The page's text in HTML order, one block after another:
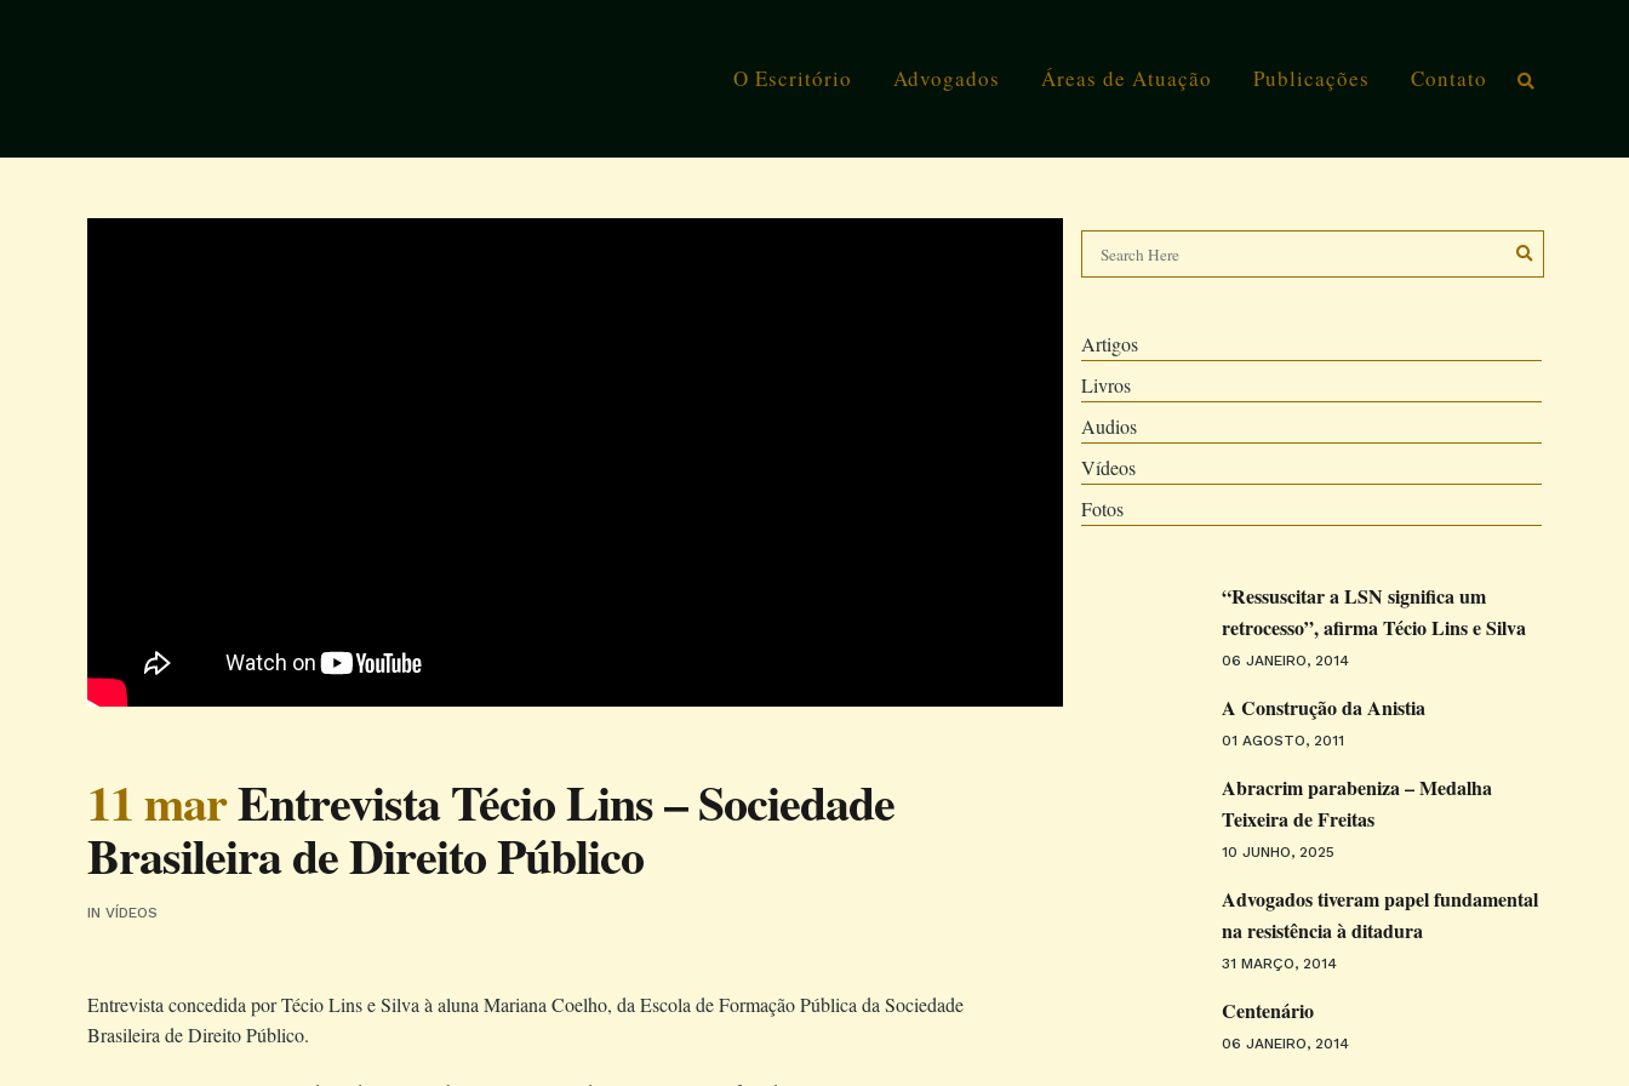
O Escritório Advogados Áreas de Atuação Publicações Contato
11 marEntrevista Técio Lins – Sociedade
Brasileira de Direito Público
IN VÍDEOS
Entrevista concedida por Técio Lins e Silva à aluna Mariana Coelho, da Escola de Formação Pública da Sociedade
Brasileira de Direito Público.
Artigos
Livros
Audios
Vídeos
Fotos
“Ressuscitar a LSN significa um
retrocesso”, afirma Técio Lins e Silva
06 JANEIRO, 2014
A Construção da Anistia
01 AGOSTO, 2011
Abracrim parabeniza – Medalha
Teixeira de Freitas
10 JUNHO, 2025
Advogados tiveram papel fundamental
na resistência à ditadura
31 MARÇO, 2014
Centenário
06 JANEIRO, 2014